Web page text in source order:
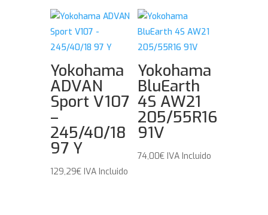
Yokohama
ADVAN
Sport V107
–
245/40/18
97 Y
129,29€ IVA Incluido
Yokohama
BluEarth
4S AW21
205/55R16
91V
74,00€ IVA Incluido